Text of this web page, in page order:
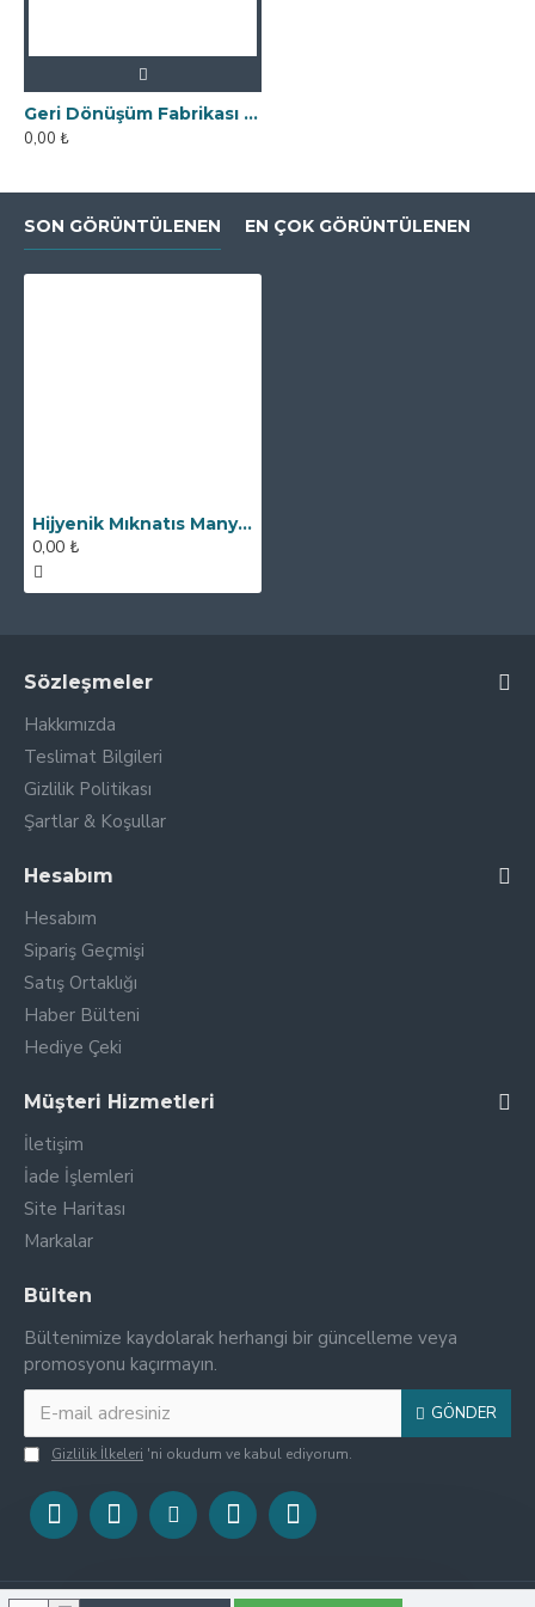
Geri Dönüşüm Fabrikası İçin Kolay Temizlenebilir Neodyum Elek Mıknatıs
0,00 ₺
SON GÖRÜNTÜLENEN EN ÇOK GÖRÜNTÜLENEN
Hijyenik Mıknatıs Manyetik Filtre - 1 1/4″ - DN32
0,00 ₺
Sözleşmeler
Hakkımızda
Teslimat Bilgileri
Gizlilik Politikası
Şartlar & Koşullar
Hesabım
Hesabım
Sipariş Geçmişi
Satış Ortaklığı
Haber Bülteni
Hediye Çeki
Müşteri Hizmetleri
İletişim
İade İşlemleri
Site Haritası
Markalar
Bülten
Bültenimize kaydolarak herhangi bir güncelleme veya
promosyonu kaçırmayın.
GÖNDER
Gizlilik İlkeleri 'ni okudum ve kabul ediyorum.